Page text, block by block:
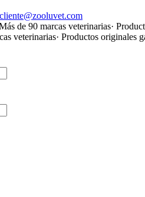
de 90 marcas veterinarias·
veterinarias· Productos originales